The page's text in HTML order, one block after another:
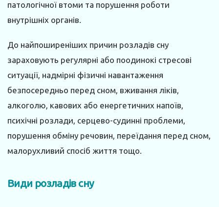
патологічної втоми та порушення роботи
внутрішніх органів.
До найпоширеніших причин розладів сну
зараховують регулярні або поодинокі стресові
ситуації, надмірні фізичні навантаження
безпосередньо перед сном, вживання ліків,
алкоголю, кавових або енергетичних напоїв,
психічні розлади, серцево-судинні проблеми,
порушення обміну речовин, переїдання перед сном,
малорухливий спосіб життя тощо.
Види розладів сну